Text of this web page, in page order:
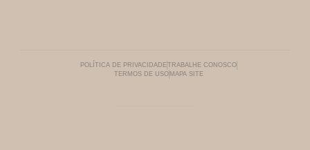
POLÍTICA DE PRIVACIDADE TRABALHE CONOSCO
TERMOS DE USO MAPA SITE